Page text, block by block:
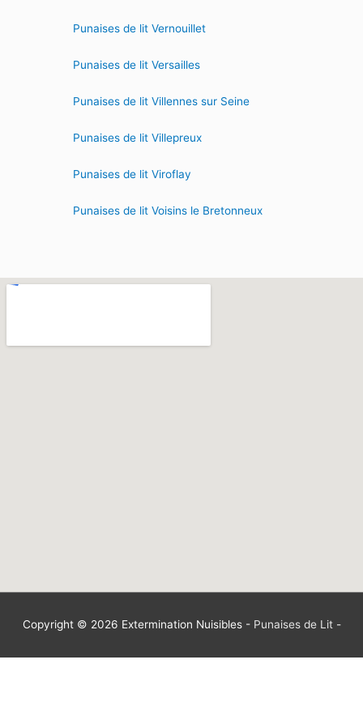
Punaises de lit Vernouillet
Punaises de lit Versailles
Punaises de lit Villennes sur Seine
Punaises de lit Villepreux
Punaises de lit Viroflay
Punaises de lit Voisins le Bretonneux
Copyright © 2026 Extermination Nuisibles- Punaises de Lit-